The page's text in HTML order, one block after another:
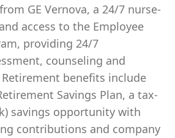
GE Vernova, a 24/7 nurse-
access to the Employee
providing 24/7
counseling and
benefits include
Savings Plan, a tax-
savings opportunity with
contributions and company